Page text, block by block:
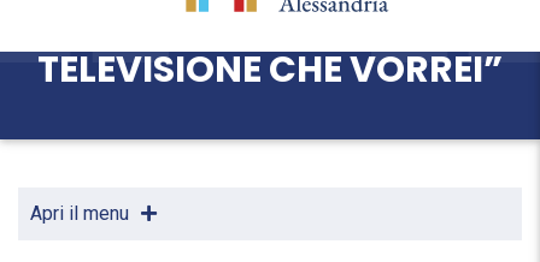
“GIOVANI E MEDIA. LA
TELEVISIONE CHE VORREI”
Apri il menu